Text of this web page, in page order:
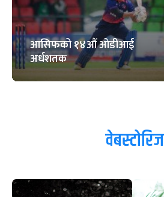
आसिफको १४औं ओडीआई
अर्धशतक
वेबस्टोरिज